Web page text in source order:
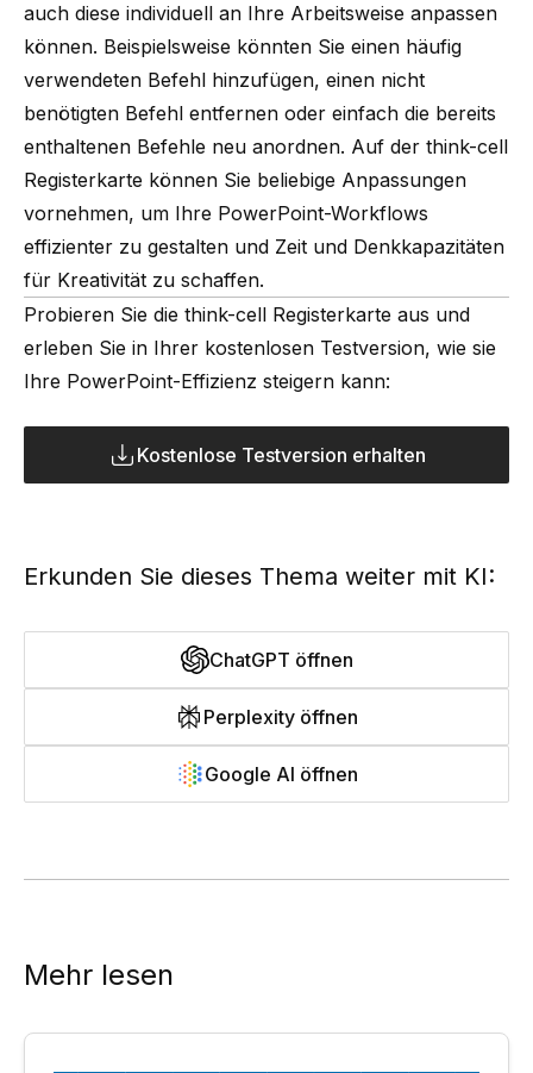
auch diese individuell an Ihre Arbeitsweise anpassen
können. Beispielsweise könnten Sie einen häufig
verwendeten Befehl hinzufügen, einen nicht
benötigten Befehl entfernen oder einfach die bereits
enthaltenen Befehle neu anordnen. Auf der think-cell
Registerkarte können Sie beliebige Anpassungen
vornehmen, um Ihre PowerPoint-Workflows
effizienter zu gestalten und Zeit und Denkkapazitäten
für Kreativität zu schaffen.
Probieren Sie die think-cell Registerkarte aus und
erleben Sie in Ihrer kostenlosen Testversion, wie sie
Ihre PowerPoint-Effizienz steigern kann:
Kostenlose Testversion erhalten
Erkunden Sie dieses Thema weiter mit KI:
ChatGPT öffnen
Perplexity öffnen
Google AI öffnen
Mehr lesen